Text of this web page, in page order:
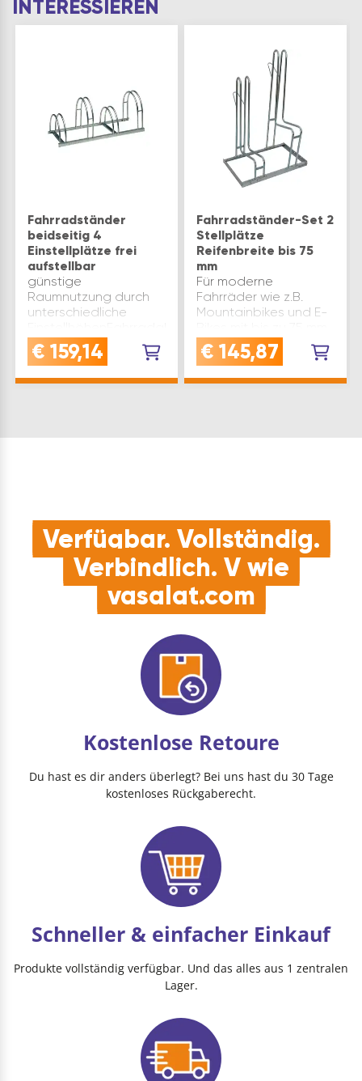
INTERESSIEREN
Fahrradständer
beidseitig 4
Einstellplätze frei
aufstellbar
günstige
Raumnutzung durch
unterschiedliche
ca. 360 mmfür alle
handelsüblichen
€ 159,14
Fahrradständer-Set 2
Stellplätze
Reifenbreite bis 75
mm
Für moderne
Fahrräder wie z.B.
Mountainbikes und E-
Reifenbreite. Die Bügel
sind so tailliert, dass
€ 145,87
Verfügbar. Vollständig.
Verbindlich. V wie
vasalat.com
Kostenlose Retoure
Du hast es dir anders überlegt? Bei uns hast du 30 Tage
kostenloses Rückgaberecht.
Schneller & einfacher Einkauf
Produkte vollständig verfügbar. Und das alles aus 1 zentralen
Lager.